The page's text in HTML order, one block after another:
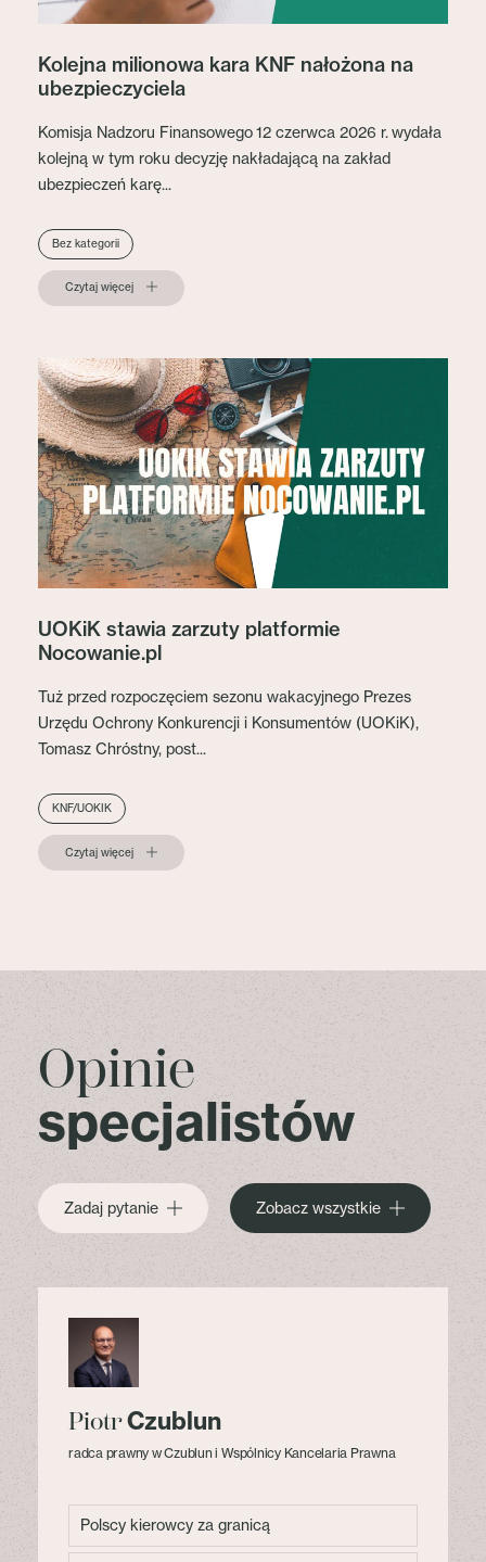
Kolejna milionowa kara KNF nałożona na
ubezpieczyciela
Komisja Nadzoru Finansowego 12 czerwca 2026 r. wydała
kolejną w tym roku decyzję nakładającą na zakład
ubezpieczeń karę...
Bez kategorii
Czytaj więcej
UOKiK stawia zarzuty platformie
Nocowanie.pl
Tuż przed rozpoczęciem sezonu wakacyjnego Prezes
Urzędu Ochrony Konkurencji i Konsumentów (UOKiK),
Tomasz Chróstny, post...
KNF/UOKIK
Czytaj więcej
Opinie
specjalistów
Zadaj pytanie Zobacz wszystkie
PiotrCzublun
radca prawny w Czublun i Wspólnicy Kancelaria Prawna
Polscy kierowcy za granicą